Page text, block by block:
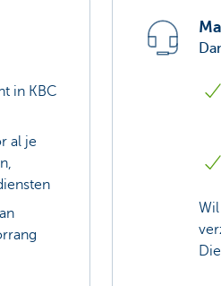
in KBC
al je